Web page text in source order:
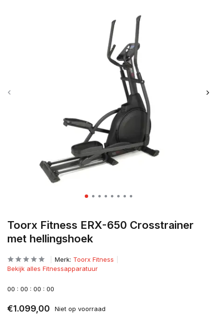
Toorx Fitness ERX-650 Crosstrainer
met hellingshoek
Merk: Toorx Fitness
Bekijk alles Fitnessapparatuur
00 : 00 : 00 : 00
€1.099,00 Niet op voorraad